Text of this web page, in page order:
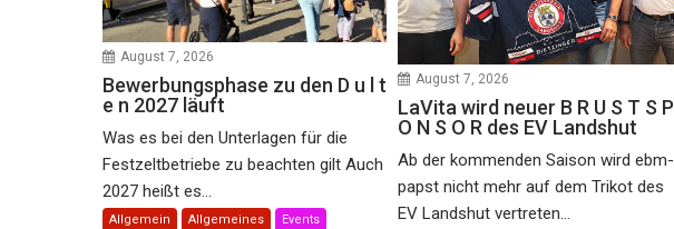
August 7, 2026
Bewerbungsphase zu den D u l t
e n 2027 läuft
Was es bei den Unterlagen für die
Festzeltbetriebe zu beachten gilt Auch
2027 heißt es...
Allgemein Allgemeines Events
August 7, 2026
LaVita wird neuer B R U S T S P
O N S O R des EV Landshut
Ab der kommenden Saison wird ebm-
papst nicht mehr auf dem Trikot des
EV Landshut vertreten...